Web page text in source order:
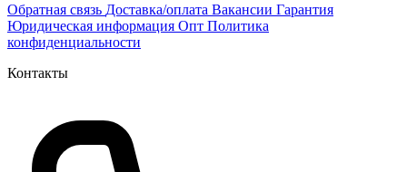
Обратная связь Доставка/оплата Вакансии Гарантия
Юридическая информация Опт Политика
конфиденциальности
Контакты